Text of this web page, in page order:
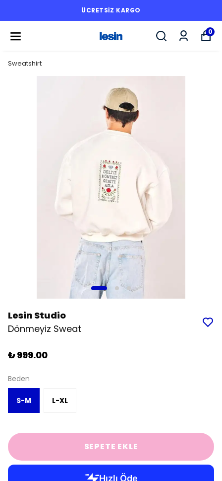
ÜCRETSİZ KARGO
0
Sweatshirt
Lesin Studio
Dönmeyiz Sweat
₺ 999.00
Beden
S-M L-XL
SEPETE EKLE